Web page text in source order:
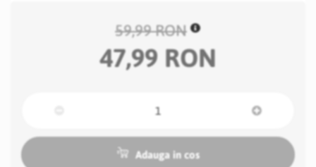
59,99 RON
47,99 RON
Adauga in cos